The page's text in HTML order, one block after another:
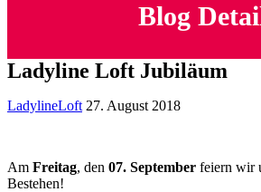
Blog
Ladyline Loft Jubiläum
LadylineLoft 27. August 2018
Am Freitag, den 07. September feiern wir
Bestehen!